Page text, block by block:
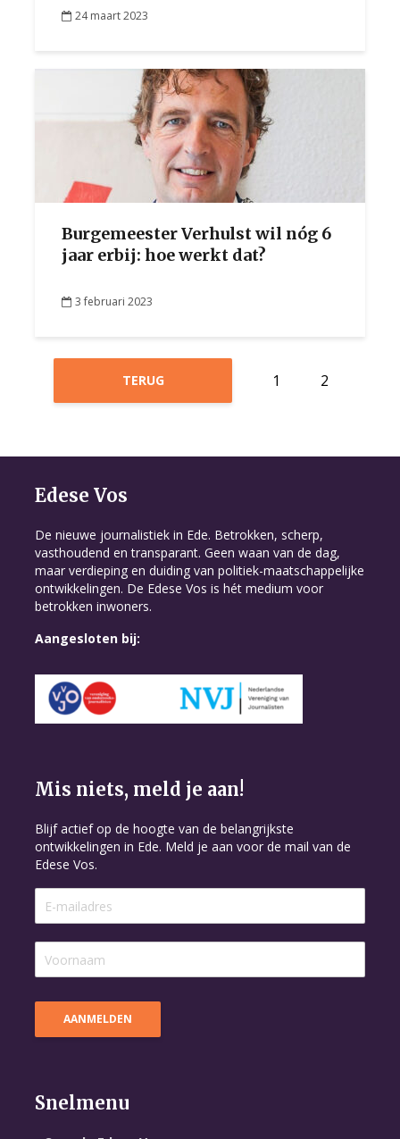
24 maart 2023
Burgemeester Verhulst wil nóg 6
jaar erbij: hoe werkt dat?
3 februari 2023
TERUG 1 2
Edese Vos
De nieuwe journalistiek in Ede. Betrokken, scherp,
vasthoudend en transparant. Geen waan van de dag,
maar verdieping en duiding van politiek-maatschappelijke
ontwikkelingen. De Edese Vos is hét medium voor
betrokken inwoners.
Aangesloten bij:
Mis niets, meld je aan!
Blijf actief op de hoogte van de belangrijkste
ontwikkelingen in Ede. Meld je aan voor de mail van de
Edese Vos.
Snelmenu